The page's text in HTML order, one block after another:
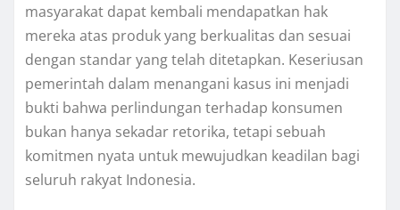
masyarakat dapat kembali mendapatkan hak
mereka atas produk yang berkualitas dan sesuai
dengan standar yang telah ditetapkan. Keseriusan
pemerintah dalam menangani kasus ini menjadi
bukti bahwa perlindungan terhadap konsumen
bukan hanya sekadar retorika, tetapi sebuah
komitmen nyata untuk mewujudkan keadilan bagi
seluruh rakyat Indonesia.